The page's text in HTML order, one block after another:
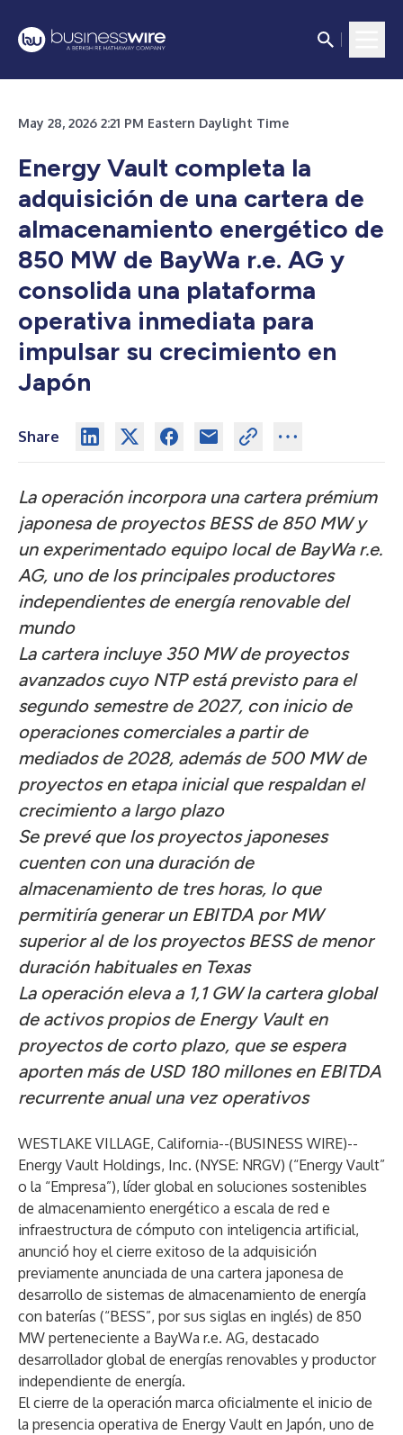
May 28, 2026 2:21 PM Eastern Daylight Time
Energy Vault completa la
adquisición de una cartera de
almacenamiento energético de
850 MW de BayWa r.e. AG y
consolida una plataforma
operativa inmediata para
impulsar su crecimiento en
Japón
Share
La operación incorpora una cartera prémium
japonesa de proyectos BESS de 850 MW y
un experimentado equipo local de BayWa r.e.
AG, uno de los principales productores
independientes de energía renovable del
mundo
La cartera incluye 350 MW de proyectos
avanzados cuyo NTP está previsto para el
segundo semestre de 2027, con inicio de
operaciones comerciales a partir de
mediados de 2028, además de 500 MW de
proyectos en etapa inicial que respaldan el
crecimiento a largo plazo
Se prevé que los proyectos japoneses
cuenten con una duración de
almacenamiento de tres horas, lo que
permitiría generar un EBITDA por MW
superior al de los proyectos BESS de menor
duración habituales en Texas
La operación eleva a 1,1 GW la cartera global
de activos propios de Energy Vault en
proyectos de corto plazo, que se espera
aporten más de USD 180 millones en EBITDA
recurrente anual una vez operativos
WESTLAKE VILLAGE, California--(BUSINESS WIRE)--
Energy Vault Holdings, Inc. (NYSE: NRGV) (“Energy Vault”
o la “Empresa”), líder global en soluciones sostenibles
de almacenamiento energético a escala de red e
infraestructura de cómputo con inteligencia artificial,
anunció hoy el cierre exitoso de la adquisición
previamente anunciada de una cartera japonesa de
desarrollo de sistemas de almacenamiento de energía
con baterías (“BESS”, por sus siglas en inglés) de 850
MW perteneciente a BayWa r.e. AG, destacado
desarrollador global de energías renovables y productor
independiente de energía.
El cierre de la operación marca oficialmente el inicio de
la presencia operativa de Energy Vault en Japón, uno de